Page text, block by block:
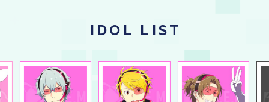
IDOL LIST